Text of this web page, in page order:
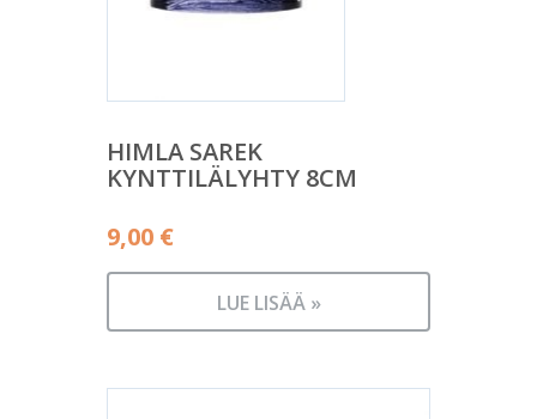
HIMLA SAREK
KYNTTILÄLYHTY 8CM
9,00 €
LUE LISÄÄ »